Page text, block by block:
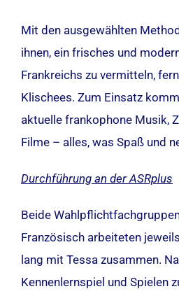
Mit den ausgewählten
ihnen, ein frisches und
Frankreichs zu vermitteln,
Klischees. Zum Einsatz
aktuelle frankophone Musik,
Filme – alles, was Spaß und
Durchführung an der ASRplus
Beide
Französisch arbeiteten
lang mit Tessa zusammen.
Kennenlernspiel und Spielen